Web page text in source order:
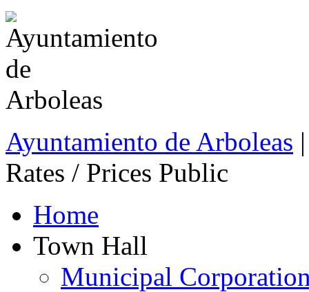
Ayuntamiento de Arboleas
Rates / Prices Public
Home
Town Hall
Municipal